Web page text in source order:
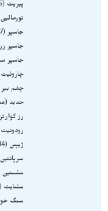
پیریت
تورمالین
جاسپر
جاسپر
جاسپر
چاروئیت
چشم ببر
حدید
رز کوارتز
رودونیت
ژیپس
سرپانتین
سلستین
سلنایت
سنگ